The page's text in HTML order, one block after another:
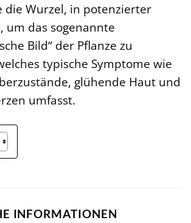
die Wurzel, in potenzierter
um das sogenannte
Bild“ der Pflanze zu
typische Symptome wie
glühende Haut und
umfasst.
INFORMATIONEN